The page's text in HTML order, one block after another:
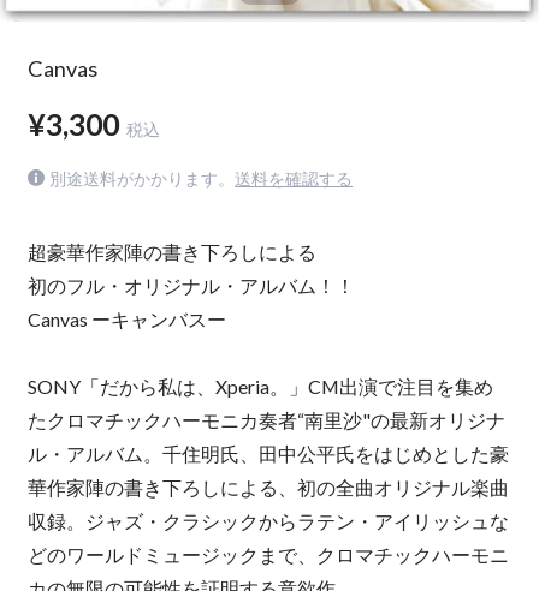
Canvas
¥3,300 税込
別途送料がかかります。 送料を確認する
超豪華作家陣の書き下ろしによる
初のフル・オリジナル・アルバム！！
Canvas ーキャンバスー
SONY「だから私は、Xperia。」CM出演で注目を集め
たクロマチックハーモニカ奏者“南里沙"の最新オリジナ
ル・アルバム。千住明氏、田中公平氏をはじめとした豪
華作家陣の書き下ろしによる、初の全曲オリジナル楽曲
収録。ジャズ・クラシックからラテン・アイリッシュな
どのワールドミュージックまで、クロマチックハーモニ